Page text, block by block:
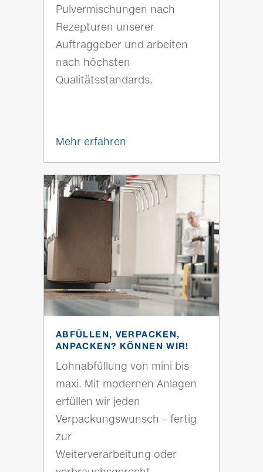
Pulvermischungen nach
Rezepturen unserer
Auftraggeber und arbeiten
nach höchsten
Qualitätsstandards.
Mehr erfahren
ABFÜLLEN, VERPACKEN,
ANPACKEN? KÖNNEN WIR!
Lohnabfüllung von mini bis
maxi. Mit modernen Anlagen
erfüllen wir jeden
Verpackungswunsch – fertig
zur
Weiterverarbeitung oder